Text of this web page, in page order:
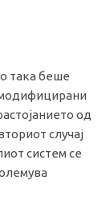
така беше
од
случај
систем се